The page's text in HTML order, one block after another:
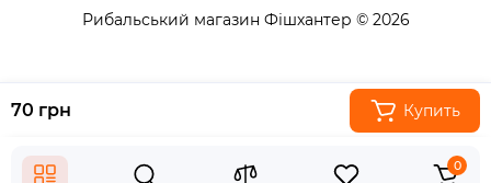
0
70 грн Купить
Рибальський магазин Фішхантер © 2026